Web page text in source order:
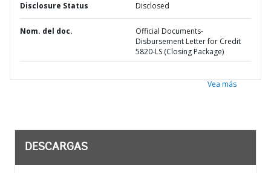
Disclosure Status Disclosed
Nom. del doc.
Official Documents-
Disbursement Letter for Credit
5820-LS (Closing Package)
Vea más
DESCARGAS